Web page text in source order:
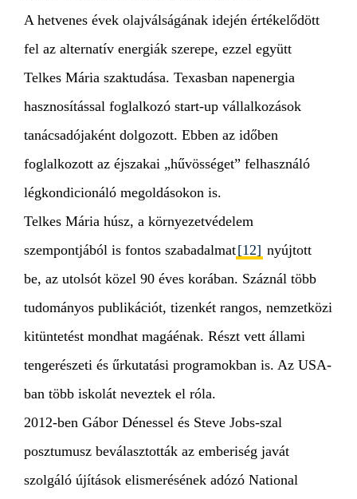
A hetvenes évek olajválságának idején értékelődött
fel az alternatív energiák szerepe, ezzel együtt
Telkes Mária szaktudása. Texasban napenergia
hasznosítással foglalkozó start-up vállalkozások
tanácsadójaként dolgozott. Ebben az időben
foglalkozott az éjszakai „hűvösséget” felhasználó
légkondicionáló megoldásokon is.
Telkes Mária húsz, a környezetvédelem
szempontjából is fontos szabadalmat[12] nyújtott
be, az utolsót közel 90 éves korában. Száznál több
tudományos publikációt, tizenkét rangos, nemzetközi
kitüntetést mondhat magáénak. Részt vett állami
tengerészeti és űrkutatási programokban is. Az USA-
ban több iskolát neveztek el róla.
2012-ben Gábor Dénessel és Steve Jobs-szal
posztumusz beválasztották az emberiség javát
szolgáló újítások elismerésének adózó National